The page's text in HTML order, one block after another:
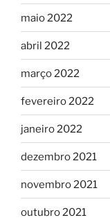
maio 2022
abril 2022
março 2022
fevereiro 2022
janeiro 2022
dezembro 2021
novembro 2021
outubro 2021